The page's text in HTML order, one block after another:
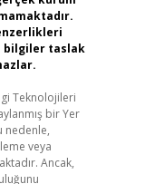
bilgiler taslak
Teknolojileri
bir Yer
nedenle,
veya
Ancak,